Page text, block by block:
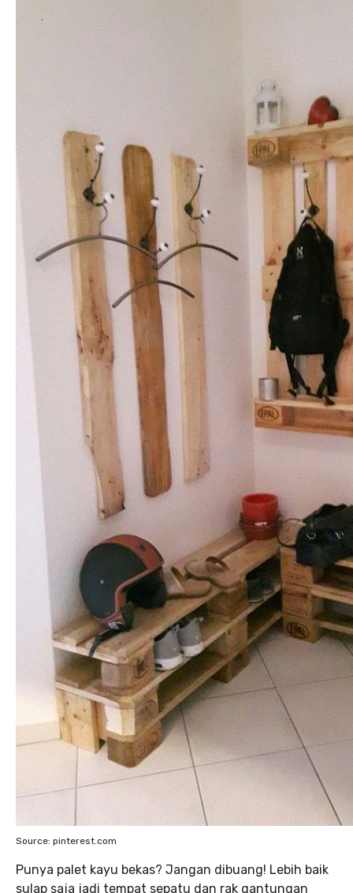
Source: pinterest.com
Punya palet kayu bekas? Jangan dibuang! Lebih baik
sulap saja jadi tempat sepatu dan rak gantungan